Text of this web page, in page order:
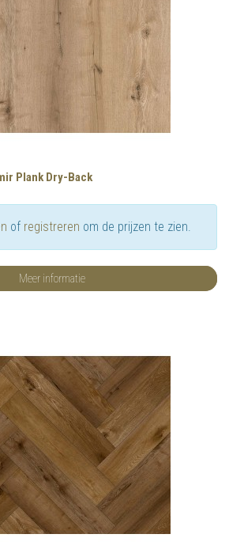
Plank Dry-Back
of registreren om de prijzen te zien.
Meer informatie